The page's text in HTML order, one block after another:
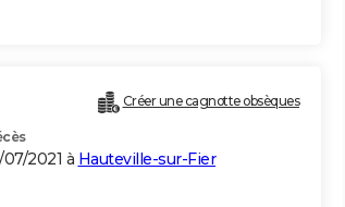
Créer une cagnotte obsèques
07/2021 à Hauteville-sur-Fier